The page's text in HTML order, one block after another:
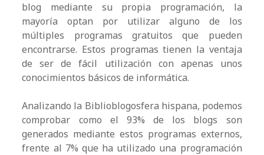
blog mediante su propia programación, la
mayoría optan por utilizar alguno de los
múltiples programas gratuitos que pueden
encontrarse. Estos programas tienen la ventaja
de ser de fácil utilización con apenas unos
conocimientos básicos de informática.
Analizando la Biblioblogosfera hispana, podemos
comprobar como el 93% de los blogs son
generados mediante estos programas externos,
frente al 7% que ha utilizado una programación